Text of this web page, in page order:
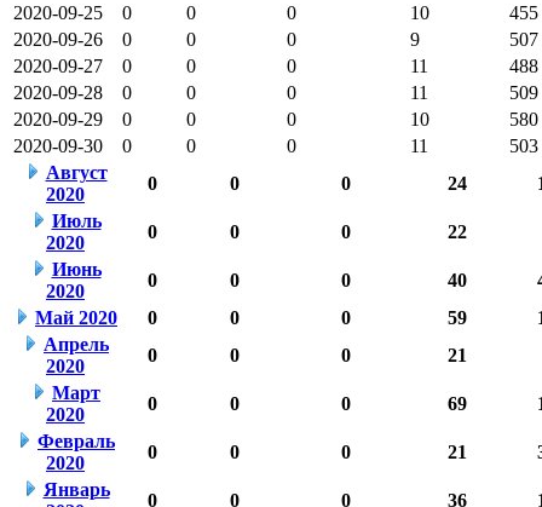
2020-09-25
0 0 0 10
455
2020-09-26
0 0 0 9
507
2020-09-27
0 0 0 11
488
2020-09-28
0 0 0 11
509
2020-09-29
0 0 0 10
580
2020-09-30
0 0 0 11
503
Август
2020
0 0 0 24
Июль
2020
0 0 0 22
Июнь
2020
0 0 0 40
Май 2020
0 0 0 59
Апрель
2020
0 0 0 21
Март
2020
0 0 0 69
Февраль
2020
0 0 0 21
Январь
0 0 0 36